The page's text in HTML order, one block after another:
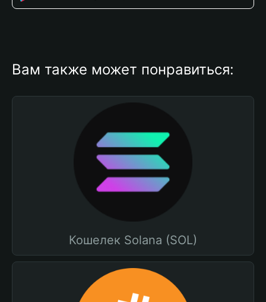
Вам также может понравиться:
Кошелек Solana (SOL)